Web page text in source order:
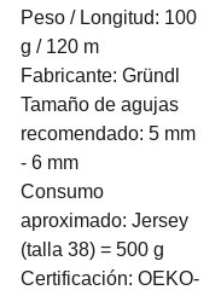
Peso / Longitud: 100
g / 120 m
Fabricante: Gründl
Tamaño de agujas
recomendado: 5 mm
- 6 mm
Consumo
aproximado: Jersey
(talla 38) = 500 g
Certificación: OEKO-